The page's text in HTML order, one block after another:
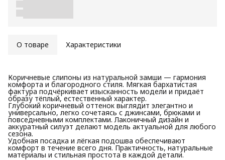
О товаре Характеристики
Коричневые слипоны из натуральной замши — гармония
комфорта и благородного стиля. Мягкая бархатистая
фактура подчёркивает изысканность модели и придаёт
образу тёплый, естественный характер.
Глубокий коричневый оттенок выглядит элегантно и
универсально, легко сочетаясь с джинсами, брюками и
повседневными комплектами. Лаконичный дизайн и
аккуратный силуэт делают модель актуальной для любого
сезона.
Удобная посадка и лёгкая подошва обеспечивают
комфорт в течение всего дня. Практичность, натуральные
материалы и стильная простота в каждой детали.